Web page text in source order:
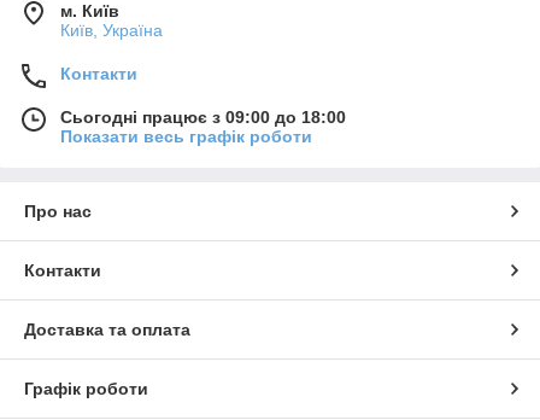
м. Київ
Київ, Україна
Контакти
Сьогодні працює з 09:00 до 18:00
Показати весь графік роботи
Про нас
Контакти
Доставка та оплата
Графік роботи